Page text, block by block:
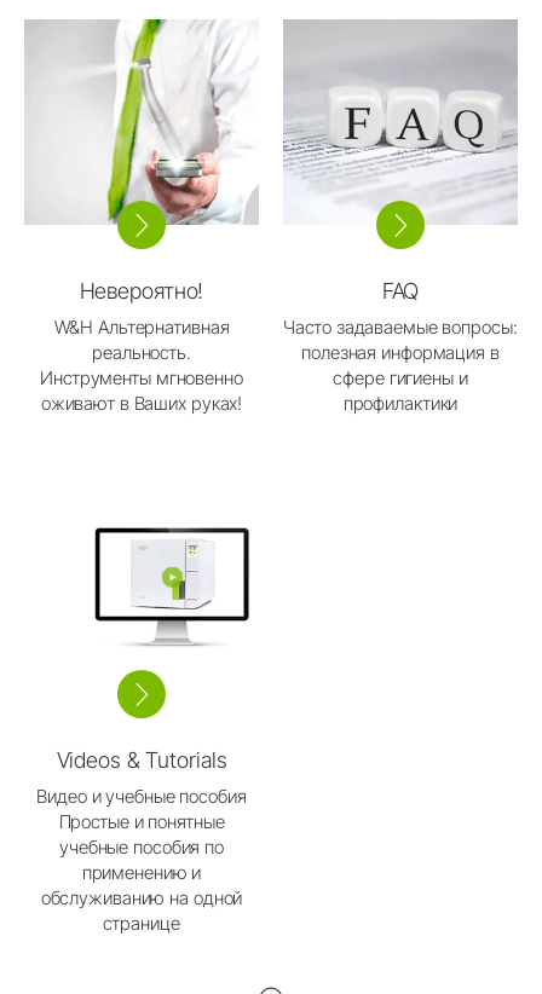
Невероятно!
W&H Альтернативная
реальность.
Инструменты мгновенно
оживают в Ваших руках!
FAQ
Часто задаваемые вопросы:
полезная информация в
сфере гигиены и
профилактики
Videos & Tutorials
Видео и учебные пособия
Простые и понятные
учебные пособия по
применению и
обслуживанию на одной
странице